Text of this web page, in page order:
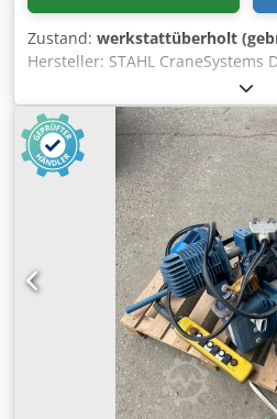
Zustand: werkstattüberholt
Hersteller: STAHL CraneSystems
Typ: SH6063-12 4/1 L3 Baujahr:
Hakenweg ca.: 10.000 mm
Triebwerksgruppe: FEM/ISO
Arbeitsgeschwindigkeiten:
Katzfahrwerk ca.: 1,0/20,0 m/min
Restnutzungsdauer von ca. 80%
Prüfsachverständingen
- zwei Hubgeschwindigkeiten -